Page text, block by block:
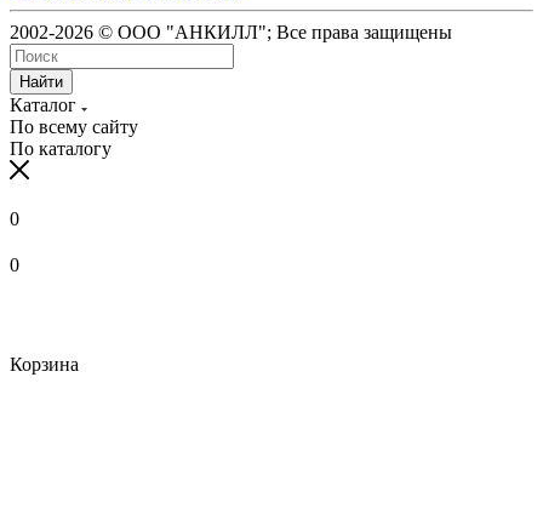
2002-2026 © ООО "АНКИЛЛ"; Все права защищены
Найти
Каталог
По всему сайту
По каталогу
0
0
Корзина